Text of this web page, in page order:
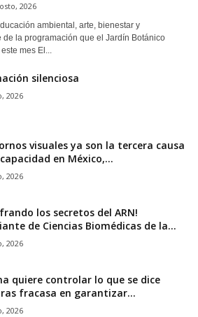
2026
ambiental, arte, bienestar y
de la programación que el Jardín Botánico
mes El...
silenciosa
2026
visuales ya son la tercera causa
en México,...
2026
los secretos del ARN!
de Ciencias Biomédicas de la...
2026
quiere controlar lo que se dice
fracasa en garantizar...
2026